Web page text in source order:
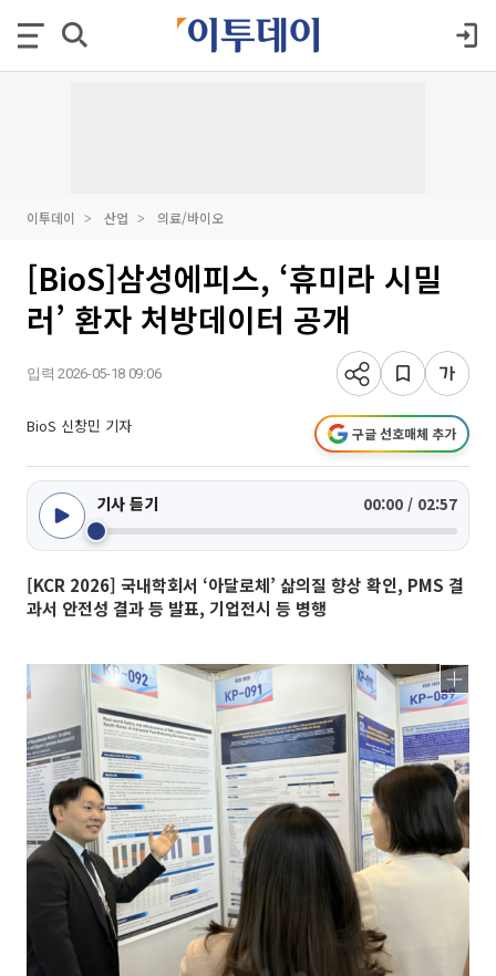
이투데이 산업 의료/바이오
[BioS]삼성에피스, ‘휴미라 시밀
러’ 환자 처방데이터 공개
입력 2026-05-18 09:06
BioS 신창민 기자 구글 선호매체 추가
기사 듣기 00:00 / 02:57
[KCR 2026] 국내학회서 ‘아달로체’ 삶의질 향상 확인, PMS 결
과서 안전성 결과 등 발표, 기업전시 등 병행